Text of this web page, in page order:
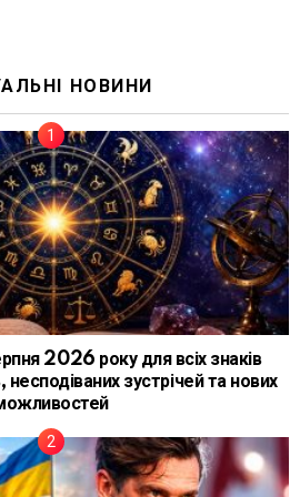
НОВИНИ
2026 року для всіх знаків
зустрічей та нових